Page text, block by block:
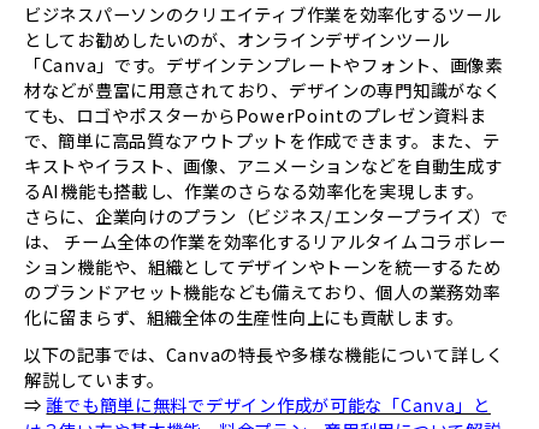
ビジネスパーソンのクリエイティブ作業を効率化するツール
としてお勧めしたいのが、オンラインデザインツール
「Canva」です。デザインテンプレートやフォント、画像素
材などが豊富に用意されており、デザインの専門知識がなく
ても、ロゴやポスターからPowerPointのプレゼン資料ま
で、簡単に高品質なアウトプットを作成できます。また、テ
キストやイラスト、画像、アニメーションなどを自動生成す
るAI機能も搭載し、作業のさらなる効率化を実現します。
さらに、企業向けのプラン（ビジネス/エンタープライズ）で
は、 チーム全体の作業を効率化するリアルタイムコラボレー
ション機能や、組織としてデザインやトーンを統一するため
のブランドアセット機能なども備えており、個人の業務効率
化に留まらず、組織全体の生産性向上にも貢献します。
以下の記事では、Canvaの特長や多様な機能について詳しく
解説しています。
⇒誰でも簡単に無料でデザイン作成が可能な「Canva」と